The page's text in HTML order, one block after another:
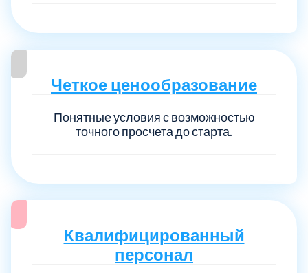
Четкое ценообразование
Понятные условия с возможностью
точного просчета до старта.
Квалифицированный
персонал